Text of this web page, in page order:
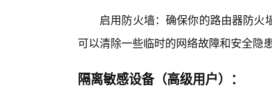
启用防火墙：确保你的路由器防
可以清除一些临时的网络故障和安全隐
隔离敏感设备（高级用户）：